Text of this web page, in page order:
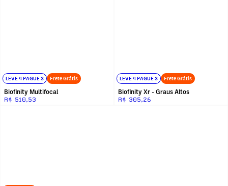
LEVE 4 PAGUE 3 Frete Grátis
Biofinity Multifocal
R$ 510,53
LEVE 4 PAGUE 3 Frete Grátis
Biofinity Xr - Graus Altos
R$ 305,26